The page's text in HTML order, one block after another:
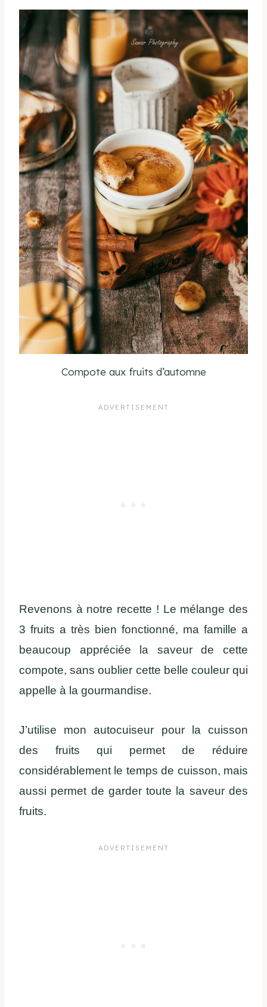
Compote aux fruits d’automne
Revenons à notre recette ! Le mélange des
3 fruits a très bien fonctionné, ma famille a
beaucoup appréciée la saveur de cette
compote, sans oublier cette belle couleur qui
appelle à la gourmandise.
J’utilise mon autocuiseur pour la cuisson
des fruits qui permet de réduire
considérablement le temps de cuisson, mais
aussi permet de garder toute la saveur des
fruits.